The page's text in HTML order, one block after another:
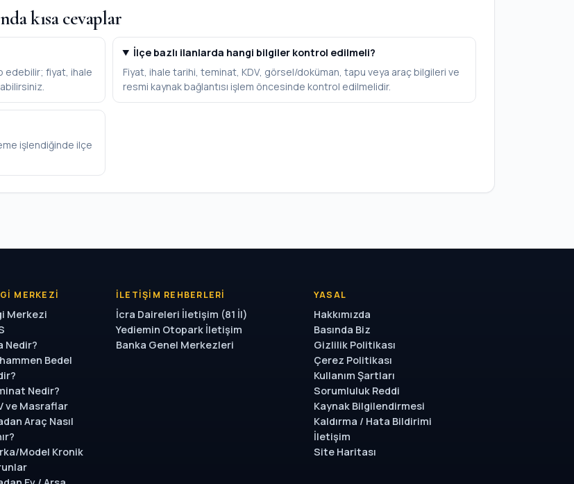
kısa cevaplar
edebilir; fiyat, ihale
İlçe bazlı ilanlarda hangi bilgiler kontrol edilmeli?
Fiyat, ihale tarihi, teminat, KDV, görsel/doküman, tapu veya araç bilgileri ve
resmi kaynak bağlantısı işlem öncesinde kontrol edilmelidir.
işlendiğinde ilçe
MERKEZI
Merkezi
Nedir?
Bedel
Nedir?
ve Masraflar
Araç Nasıl
Model Kronik
İLETIŞIM REHBERLERI
İcra Daireleri İletişim (81 İl)
Yediemin Otopark İletişim
Banka Genel Merkezleri
YASAL
Hakkımızda
Basında Biz
Gizlilik Politikası
Çerez Politikası
Kullanım Şartları
Sorumluluk Reddi
Kaynak Bilgilendirmesi
Kaldırma / Hata Bildirimi
İletişim
Site Haritası